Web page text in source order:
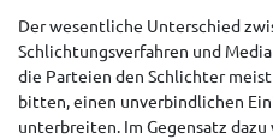
Der wesentliche Unterschied
Schlichtungsverfahren und
die Parteien den Schlichter
bitten, einen unverbindlichen
unterbreiten. Im Gegensatz